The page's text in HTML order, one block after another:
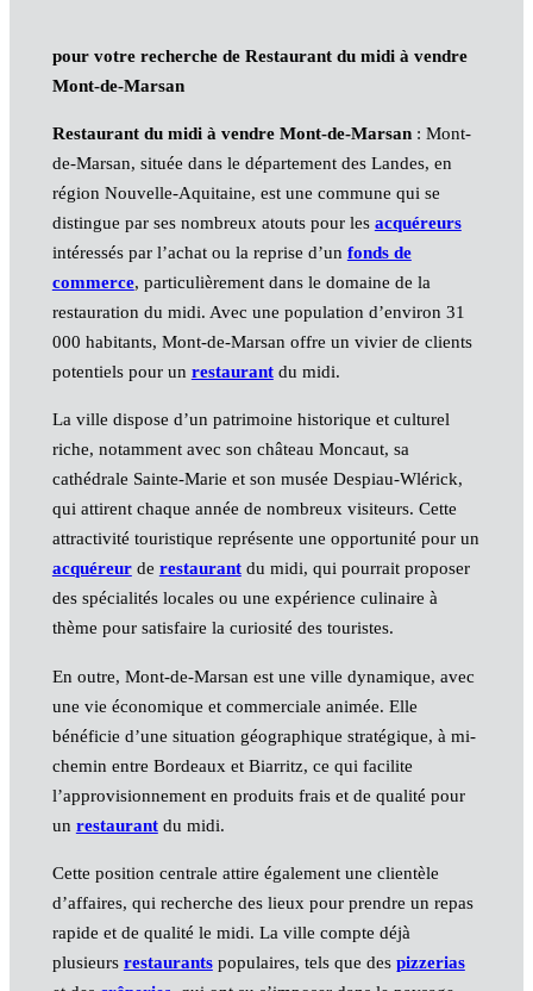
pour votre recherche de Restaurant du midi à vendre
Mont-de-Marsan
Restaurant du midi à vendre Mont-de-Marsan: Mont-
de-Marsan, située dans le département des Landes, en
région Nouvelle-Aquitaine, est une commune qui se
distingue par ses nombreux atouts pour les acquéreurs
intéressés par l’achat ou la reprise d’un fonds de
commerce, particulièrement dans le domaine de la
restauration du midi. Avec une population d’environ 31
000 habitants, Mont-de-Marsan offre un vivier de clients
potentiels pour un restaurantdu midi.
La ville dispose d’un patrimoine historique et culturel
riche, notamment avec son château Moncaut, sa
cathédrale Sainte-Marie et son musée Despiau-Wlérick,
qui attirent chaque année de nombreux visiteurs. Cette
attractivité touristique représente une opportunité pour un
acquéreurde restaurantdu midi, qui pourrait proposer
des spécialités locales ou une expérience culinaire à
thème pour satisfaire la curiosité des touristes.
En outre, Mont-de-Marsan est une ville dynamique, avec
une vie économique et commerciale animée. Elle
bénéficie d’une situation géographique stratégique, à mi-
chemin entre Bordeaux et Biarritz, ce qui facilite
l’approvisionnement en produits frais et de qualité pour
un restaurantdu midi.
Cette position centrale attire également une clientèle
d’affaires, qui recherche des lieux pour prendre un repas
rapide et de qualité le midi. La ville compte déjà
plusieurs restaurantspopulaires, tels que des pizzerias